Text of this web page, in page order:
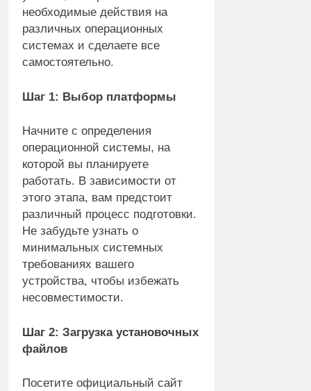
необходимые действия на
различных операционных
системах и сделаете все
самостоятельно.
Шаг 1: Выбор платформы
Начните с определения
операционной системы, на
которой вы планируете
работать. В зависимости от
этого этапа, вам предстоит
различный процесс подготовки.
Не забудьте узнать о
минимальных системных
требованиях вашего
устройства, чтобы избежать
несовместимости.
Шаг 2: Загрузка установочных
файлов
Посетите официальный сайт